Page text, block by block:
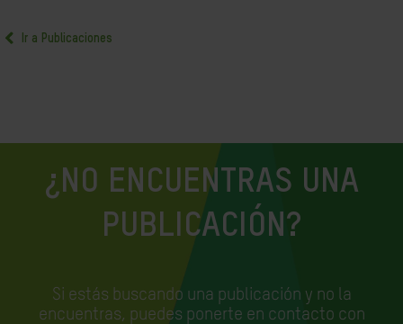
Ir a Publicaciones
¿NO ENCUENTRAS UNA
PUBLICACIÓN?
Si estás buscando una publicación y no la
encuentras, puedes ponerte en contacto con